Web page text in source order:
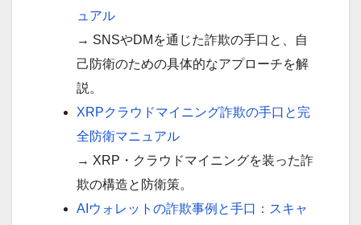
ュアル
→ SNSやDMを通じた詐欺の手口と、自
己防衛のための具体的なアプローチを解
説。
XRPクラウドマイニング詐欺の手口と完
全防衛マニュアル
→ XRP・クラウドマイニングを装った詐
欺の構造と防衛策。
AIウォレットの詐欺事例と手口：スキャ